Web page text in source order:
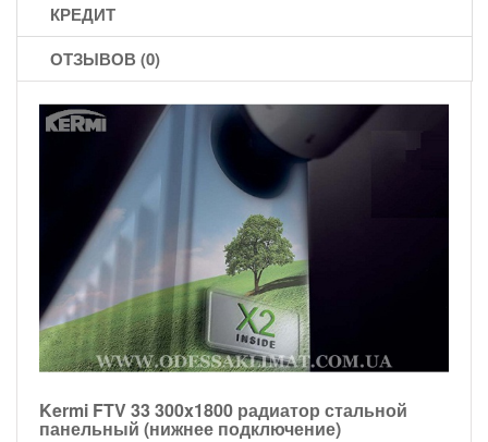
КРЕДИТ
ОТЗЫВОВ (0)
Kermi FTV 33 300x1800 радиатор стальной
панельный (нижнее подключение)